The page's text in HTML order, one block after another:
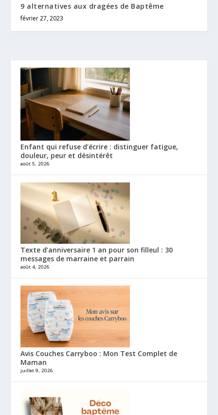
9 alternatives aux dragées de Baptême
février 27, 2023
Enfant qui refuse d’écrire : distinguer fatigue,
douleur, peur et désintérêt
août 5, 2026
Texte d’anniversaire 1 an pour son filleul : 30
messages de marraine et parrain
août 4, 2026
Avis Couches Carryboo : Mon Test Complet de
Maman
juillet 9, 2026